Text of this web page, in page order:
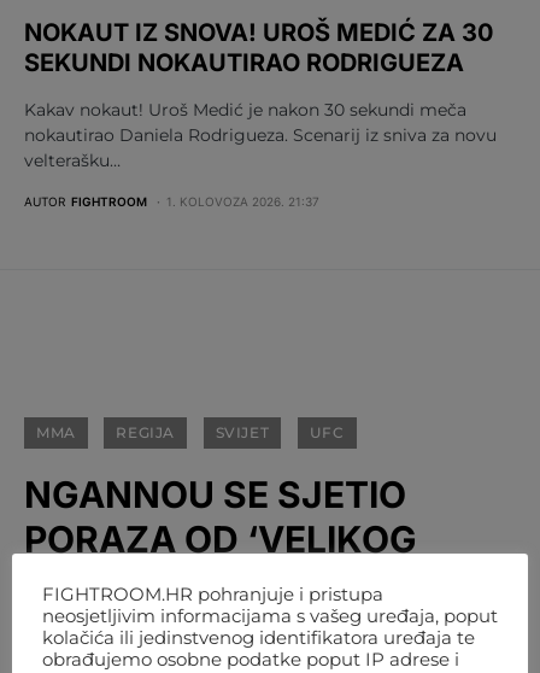
NOKAUT IZ SNOVA! UROŠ MEDIĆ ZA 30
SEKUNDI NOKAUTIRAO RODRIGUEZA
Kakav nokaut! Uroš Medić je nakon 30 sekundi meča
nokautirao Daniela Rodrigueza. Scenarij iz sniva za novu
velterašku…
AUTOR FIGHTROOM 1. KOLOVOZA 2026. 21:37
MMA REGIJA SVIJET UFC
NGANNOU SE SJETIO
PORAZA OD ‘VELIKOG
STIPE MIOČIĆA’: ‘U JEDNOJ
VEČERI SAM NAUČIO VIŠE
FIGHTROOM.HR pohranjuje i pristupa
neosjetljivim informacijama s vašeg uređaja, poput
kolačića ili jedinstvenog identifikatora uređaja te
obrađujemo osobne podatke poput IP adrese i